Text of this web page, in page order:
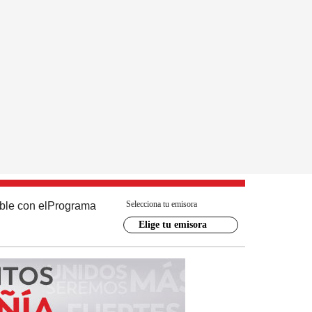
con el Programa Selecciona tu emisora
Elige tu emisora